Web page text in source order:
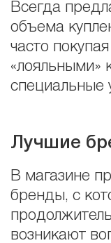
Всегда
объема
часто
«лояльными»
специальные
Лучшие
В магазине
бренды, с
возникают